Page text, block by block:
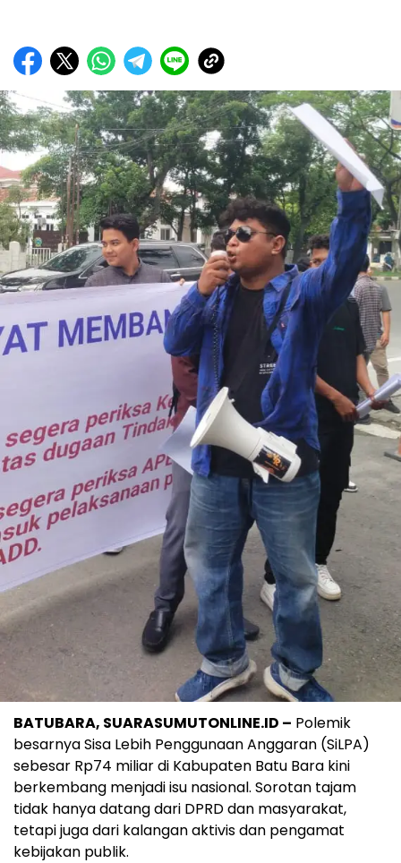
BATUBARA, SUARASUMUTONLINE.ID – Polemik
besarnya Sisa Lebih Penggunaan Anggaran (SiLPA)
sebesar Rp74 miliar di Kabupaten Batu Bara kini
berkembang menjadi isu nasional. Sorotan tajam
tidak hanya datang dari DPRD dan masyarakat,
tetapi juga dari kalangan aktivis dan pengamat
kebijakan publik.